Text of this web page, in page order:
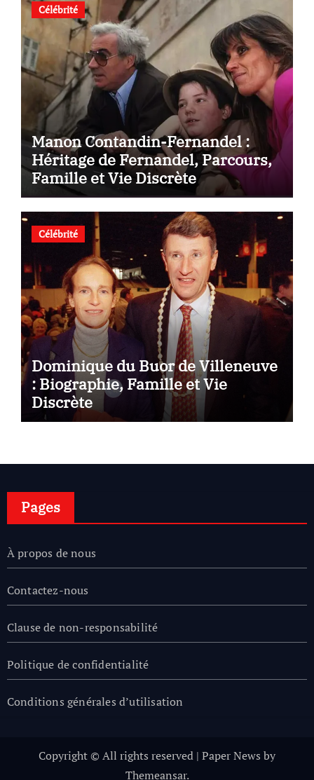
Célébrité
Manon Contandin-Fernandel :
Héritage de Fernandel, Parcours,
Famille et Vie Discrète
Célébrité
Dominique du Buor de Villeneuve
: Biographie, Famille et Vie
Discrète
Pages
À propos de nous
Contactez-nous
Clause de non-responsabilité
Politique de confidentialité
Conditions générales d’utilisation
Copyright © All rights reserved | Paper News by
Themeansar.